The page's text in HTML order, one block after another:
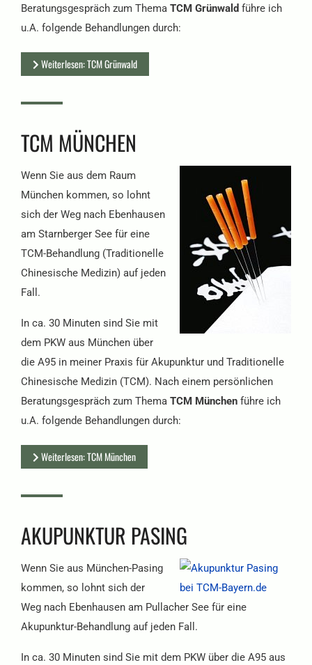
Beratungsgespräch zum Thema TCM Grünwald führe ich
u.A. folgende Behandlungen durch:
Weiterlesen: TCM Grünwald
TCM MÜNCHEN
Wenn Sie aus dem Raum
München kommen, so lohnt
sich der Weg nach Ebenhausen
am Starnberger See für eine
TCM-Behandlung (Traditionelle
Chinesische Medizin) auf jeden
Fall.
In ca. 30 Minuten sind Sie mit
dem PKW aus München über
die A95 in meiner Praxis für Akupunktur und Traditionelle
Chinesische Medizin (TCM). Nach einem persönlichen
Beratungsgespräch zum Thema TCM München führe ich
u.A. folgende Behandlungen durch:
Weiterlesen: TCM München
AKUPUNKTUR PASING
Wenn Sie aus München-Pasing
kommen, so lohnt sich der
Weg nach Ebenhausen am Pullacher See für eine
Akupunktur-Behandlung auf jeden Fall.
In ca. 30 Minuten sind Sie mit dem PKW über die A95 aus